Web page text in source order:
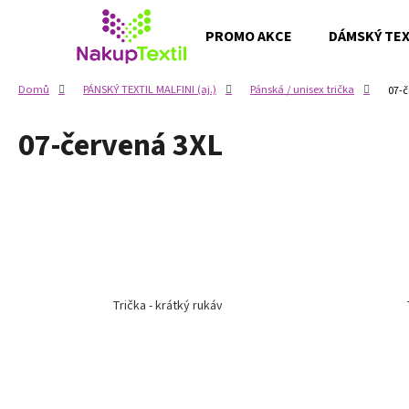
PROMO AKCE DÁMSKÝ
Domů PÁNSKÝ TEXTIL MALFINI (aj.) Pánská / unisex trička 07-
07-červená 3XL
Trička - krátký rukáv
Zpět
obchodu
Zpět
obchodu